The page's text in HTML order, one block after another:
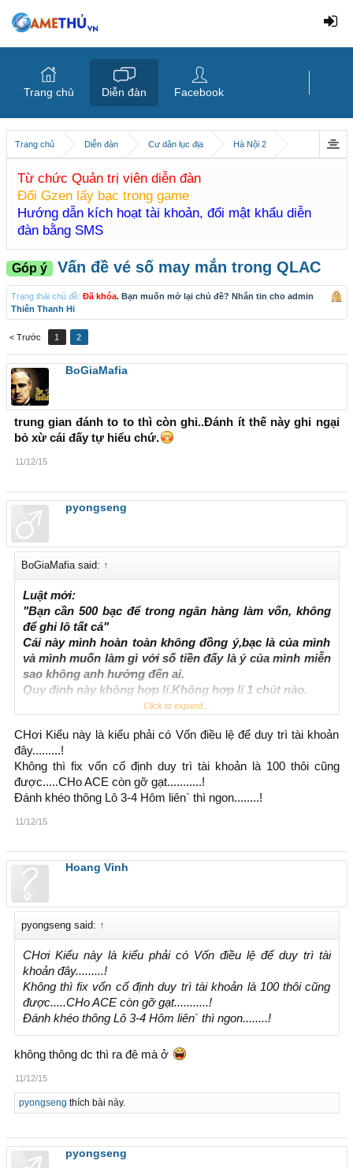
Trang chủ Diễn đàn Cư dân lục địa Hà Nội 2
Từ chức Quản trị viên diễn đàn
Đổi Gzen lấy bạc trong game
Hướng dẫn kích hoạt tài khoản, đổi mật khẩu diễn
đàn bằng SMS
Góp ý Vấn đề vé số may mắn trong QLAC
Trạng thái chủ đề: Đã khóa. Bạn muốn mở lại chủ đề? Nhắn tin cho admin
Thiên Thanh Hi
< Trước 1 2
BoGiaMafia
trung gian đánh to to thì còn ghi..Đánh ít thế này ghi ngại
bỏ xừ cái đấy tự hiểu chứ.
11/12/15
pyongseng
BoGiaMafia said: ↑
Luật mới:
"Bạn cần 500 bạc để trong ngân hàng làm vốn, không
để ghi lô tất cả"
Cái này mình hoàn toàn không đồng ý,bạc là của mình
và mình muốn làm gì với số tiền đấy là ý của mình miễn
sao không anh hưởng đến ai.
Quy định này không hợp lí.Không hợp lí 1 chút nào.
Tối nay mà có con 01 thì......ad tính sao đây????.
Click to expand...
CHơi Kiểu này là kiểu phải có Vốn điều lệ để duy trì tài khoản
đây.........!
Không thì fix vốn cố định duy trì tài khoản là 100 thôi cũng
được.....CHo ACE còn gỡ gạt...........!
Đánh khéo thông Lô 3-4 Hôm liên` thì ngon........!
11/12/15
Hoang Vinh
pyongseng said: ↑
CHơi Kiểu này là kiểu phải có Vốn điều lệ để duy trì tài
khoản đây.........!
Không thì fix vốn cố định duy trì tài khoản là 100 thôi cũng
được.....CHo ACE còn gỡ gạt...........!
Đánh khéo thông Lô 3-4 Hôm liên` thì ngon........!
không thông dc thì ra đê mà ở
11/12/15
pyongseng thích bài này.
pyongseng
Trang chủ Diễn đàn Facebook